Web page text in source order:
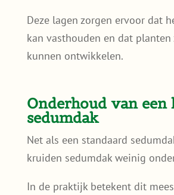
Deze lagen zorgen ervoor dat
kan vasthouden en dat planten
kunnen ontwikkelen.
Onderhoud van een
sedumdak
Net als een standaard
kruiden sedumdak weinig
In de praktijk betekent dit